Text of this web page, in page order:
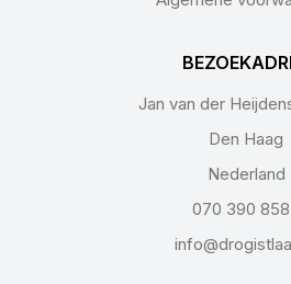
Jan van der
Den Haag
Nederland
070 390